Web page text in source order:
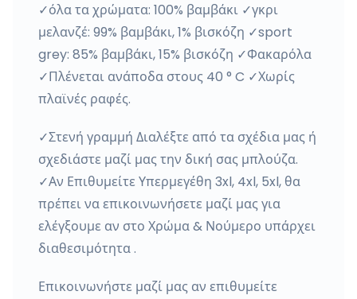
✓όλα τα χρώματα: 100% βαμβάκι ✓γκρι
μελανζέ: 99% βαμβάκι, 1% βισκόζη ✓sport
grey: 85% βαμβάκι, 15% βισκόζη ✓Φακαρόλα
✓Πλένεται ανάποδα στους 40 ° C ✓Χωρίς
πλαϊνές ραφές.
✓Στενή γραμμή Διαλέξτε από τα σχέδια μας ή
σχεδιάστε μαζί μας την δική σας μπλούζα.
✓Αν Επιθυμείτε Υπερμεγέθη 3xl, 4xl, 5xl, θα
πρέπει να επικοινωνήσετε μαζί μας για
ελέγξουμε αν στο Χρώμα & Νούμερο υπάρχει
διαθεσιμότητα .
Επικοινωνήστε μαζί μας αν επιθυμείτε